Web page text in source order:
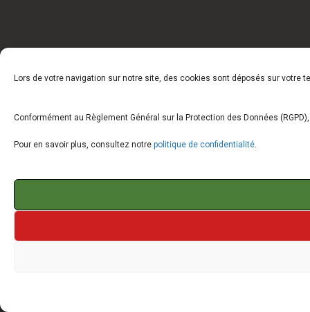
Lors de votre navigation sur notre site, des cookies sont déposés sur votre
Conformément au Règlement Général sur la Protection des Données
Pour en savoir plus, consultez notre politique de confidentialité.